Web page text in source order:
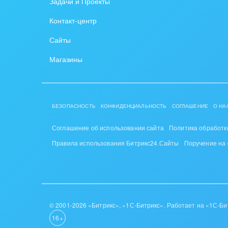
Контакт-центр
Сайты
Магазины
БЕЗОПАСНОСТЬ КОНФИДЕНЦИАЛЬНОСТЬ СОГЛАШЕНИЕ О
Соглашение об использовании сайта
Политика
Правила использования Битрикс24.Сайты
Поручение на
© 2001-2026 «Битрикс», «1С-Битрикс». Работает на «1С-
16+